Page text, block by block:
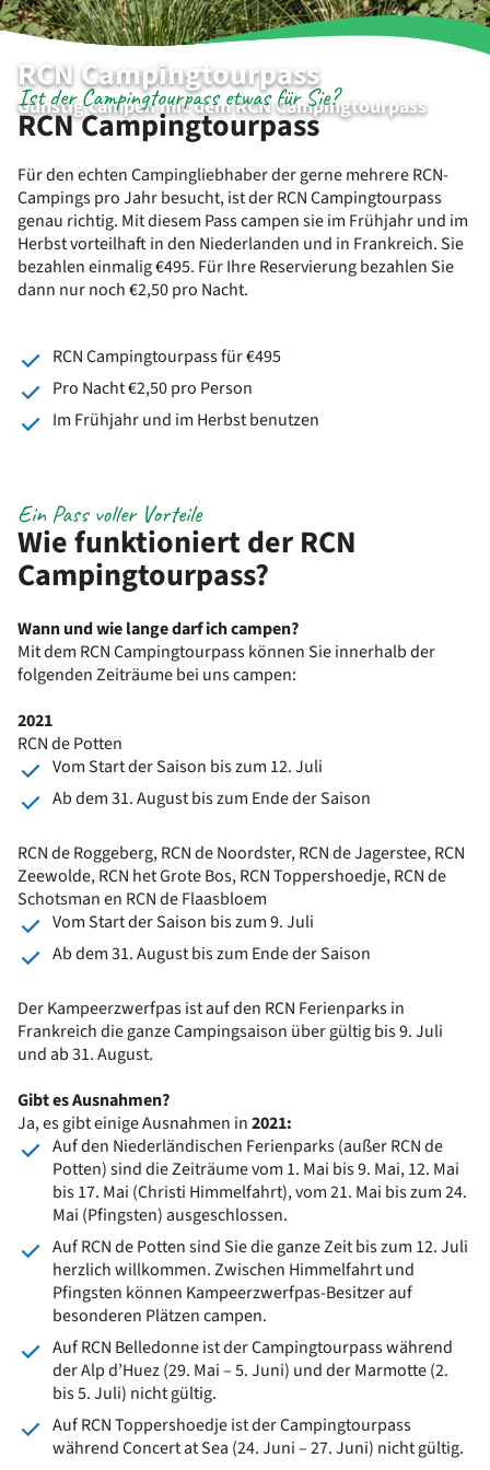
RCN Campingtourpass
Günstig campen mit dem RCN Campingtourpass
RCN Campingtourpass
Ist der Campingtourpass etwas für Sie?
Für den echten Campingliebhaber der gerne mehrere RCN-
Campings pro Jahr besucht, ist der RCN Campingtourpass
genau richtig. Mit diesem Pass campen sie im Frühjahr und im
Herbst vorteilhaft in den Niederlanden und in Frankreich. Sie
bezahlen einmalig €495. Für Ihre Reservierung bezahlen Sie
dann nur noch €2,50 pro Nacht.
RCN Campingtourpass für €495
Pro Nacht €2,50 pro Person
Im Frühjahr und im Herbst benutzen
Wie funktioniert der RCN
Campingtourpass?
Ein Pass voller Vorteile
Wann und wie lange darf ich campen?
Mit dem RCN Campingtourpass können Sie innerhalb der
folgenden Zeiträume bei uns campen:
2021
RCN de Potten
Vom Start der Saison bis zum 12. Juli
Ab dem 31. August bis zum Ende der Saison
RCN de Roggeberg, RCN de Noordster, RCN de Jagerstee, RCN
Zeewolde, RCN het Grote Bos, RCN Toppershoedje, RCN de
Schotsman en RCN de Flaasbloem
Vom Start der Saison bis zum 9. Juli
Ab dem 31. August bis zum Ende der Saison
Der Kampeerzwerfpas ist auf den RCN Ferienparks in
Frankreich die ganze Campingsaison über gültig bis 9. Juli
und ab 31. August.
Gibt es Ausnahmen?
Ja, es gibt einige Ausnahmen in2021:
Auf den Niederländischen Ferienparks (außer RCN de
Potten) sind die Zeiträume vom 1. Mai bis 9. Mai, 12. Mai
bis 17. Mai (Christi Himmelfahrt), vom 21. Mai bis zum 24.
Mai (Pfingsten) ausgeschlossen.
Auf RCN de Potten sind Sie die ganze Zeit bis zum 12. Juli
herzlich willkommen. Zwischen Himmelfahrt und
Pfingsten können Kampeerzwerfpas-Besitzer auf
besonderen Plätzen campen.
Auf RCN Belledonne ist der Campingtourpass während
der Alp d’Huez (29. Mai – 5. Juni) und der Marmotte (2.
bis 5. Juli) nicht gültig.
Auf RCN Toppershoedje ist der Campingtourpass
während Concert at Sea (24. Juni – 27. Juni) nicht gültig.